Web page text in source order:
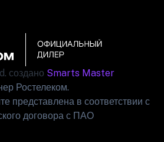
создано Smarts Master
Ростелеком.
представлена в соответствии с
договора с ПАО